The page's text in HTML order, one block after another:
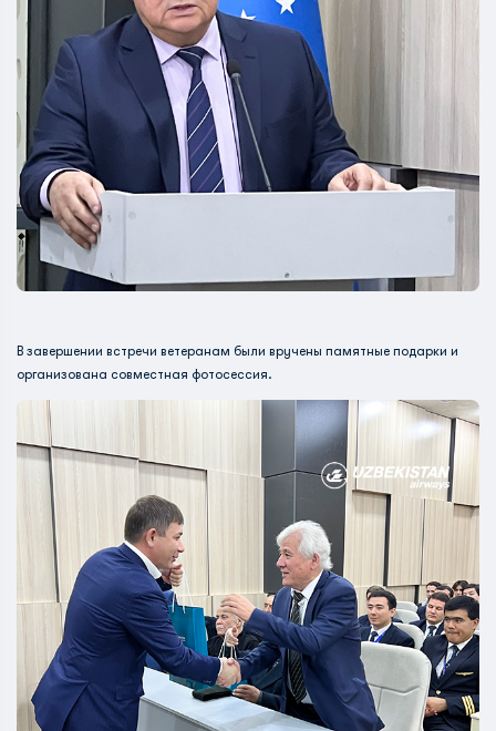
В завершении встречи ветеранам были вручены памятные подарки и
организована совместная фотосессия.